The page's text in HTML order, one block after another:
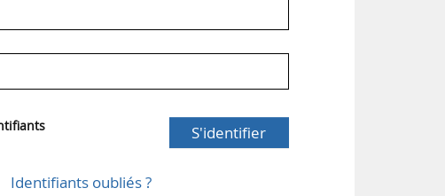
S'identifier
Identifiants oubliés ?